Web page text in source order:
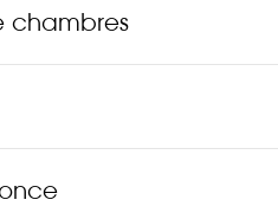
chambres